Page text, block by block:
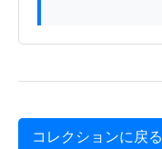
コレクションに戻る